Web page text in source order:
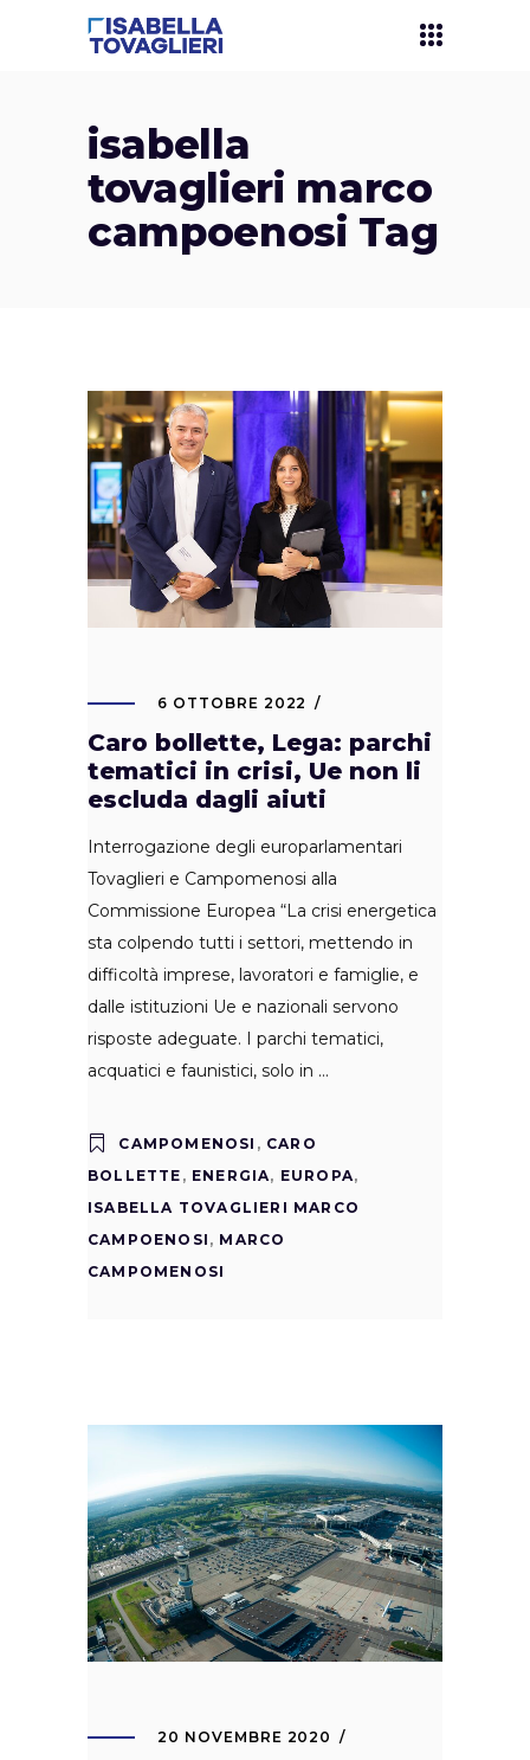
isabella
tovaglieri marco
campoenosi Tag
6 OTTOBRE 2022
Caro bollette, Lega: parchi
tematici in crisi, Ue non li
escluda dagli aiuti
Interrogazione degli europarlamentari
Tovaglieri e Campomenosi alla
Commissione Europea “La crisi energetica
sta colpendo tutti i settori, mettendo in
difficoltà imprese, lavoratori e famiglie, e
dalle istituzioni Ue e nazionali servono
risposte adeguate. I parchi tematici,
acquatici e faunistici, solo in
CAMPOMENOSI , CARO
BOLLETTE , ENERGIA, EUROPA,
ISABELLA TOVAGLIERI MARCO
CAMPOENOSI , MARCO
CAMPOMENOSI
20 NOVEMBRE 2020